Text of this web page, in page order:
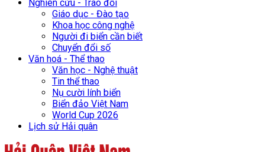
Nghiên cứu - Trao đổi
Giáo dục - Đào tạo
Khoa học công nghệ
Người đi biển cần biết
Chuyển đổi số
Văn hoá - Thể thao
Văn học - Nghệ thuật
Tin thể thao
Nụ cười lính biển
Biển đảo Việt Nam
World Cup 2026
Lịch sử Hải quân